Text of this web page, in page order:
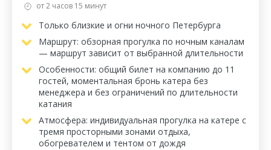
от 2 часов 15 минут
Только близкие и огни ночного Петербурга
Маршрут: обзорная прогулка по ночным каналам
— маршрут зависит от выбранной длительности
Особенности: общий билет на компанию до 11
гостей, моментальная бронь катера без
менеджера и без ограничений по длительности
катания
Атмосфера: индивидуальная прогулка на катере с
тремя просторными зонами отдыха,
обогревателем и тентом от дождя